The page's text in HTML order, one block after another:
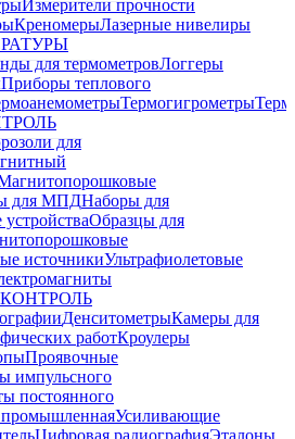
Измерители прочности
КреномерыЛазерные нивелиры
для термометровЛоггеры
Приборы теплового
Термогигрометры
для
для МПДНаборы для
Образцы для
источникиУльтрафиолетовые
ДенситометрыКамеры для
работКроулеры
Проявочные
импульсного
постоянного
промышленнаяУсиливающие